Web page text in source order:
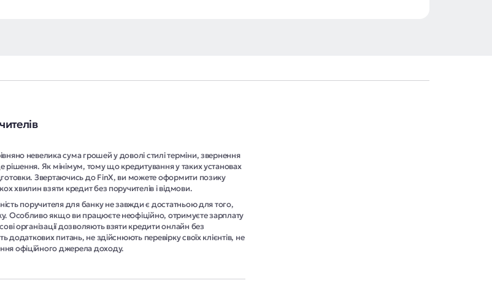
невелика сума грошей у доволі стилі терміни, звернення
рішення. Як мінімум, тому що кредитування у таких установах
Звертаючись до FinX, ви можете оформити позику
хвилин взяти кредит без поручителів і відмови.
поручителя для банку не завжди є достатньою для того,
Особливо якщо ви працюєте неофіційно, отримуєте зарплату
організації дозволяють взяти кредити онлайн без
додаткових питань, не здійснюють перевірку своїх клієнтів, не
офіційного джерела доходу.